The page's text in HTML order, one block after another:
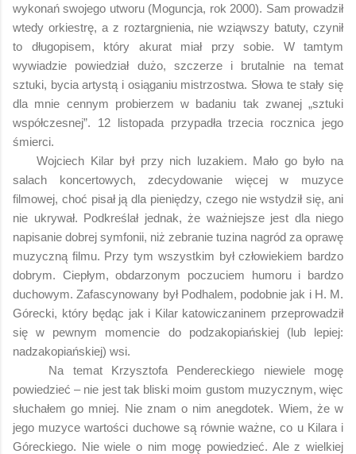
wykonań swojego utworu (Moguncja, rok 2000). Sam prowadził
wtedy orkiestrę, a z roztargnienia, nie wziąwszy batuty, czynił
to długopisem, który akurat miał przy sobie. W tamtym
wywiadzie powiedział dużo, szczerze i brutalnie na temat
sztuki, bycia artystą i osiąganiu mistrzostwa. Słowa te stały się
dla mnie cennym probierzem w badaniu tak zwanej „sztuki
współczesnej”. 12 listopada przypadła trzecia rocznica jego
śmierci.
Wojciech Kilar był przy nich luzakiem. Mało go było na
salach koncertowych, zdecydowanie więcej w muzyce
filmowej, choć pisał ją dla pieniędzy, czego nie wstydził się, ani
nie ukrywał. Podkreślał jednak, że ważniejsze jest dla niego
napisanie dobrej symfonii, niż zebranie tuzina nagród za oprawę
muzyczną filmu. Przy tym wszystkim był człowiekiem bardzo
dobrym. Ciepłym, obdarzonym poczuciem humoru i bardzo
duchowym. Zafascynowany był Podhalem, podobnie jak i H. M.
Górecki, który będąc jak i Kilar katowiczaninem przeprowadził
się w pewnym momencie do podzakopiańskiej (lub lepiej:
nadzakopiańskiej) wsi.
Na temat Krzysztofa Pendereckiego niewiele mogę
powiedzieć – nie jest tak bliski moim gustom muzycznym, więc
słuchałem go mniej. Nie znam o nim anegdotek. Wiem, że w
jego muzyce wartości duchowe są równie ważne, co u Kilara i
Góreckiego. Nie wiele o nim mogę powiedzieć. Ale z wielkiej